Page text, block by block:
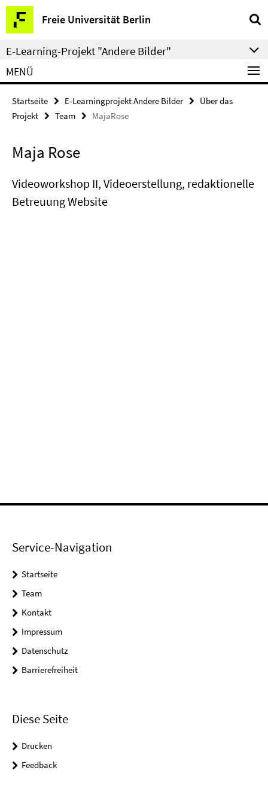
Springe
direkt
zu
Inhalt
Freie Universität Berlin
Service-
Navigation
E-Learning-Projekt "Andere Bilder"
MENÜ
Startseite E-Learningprojekt Andere Bilder
Über das
Projekt
Team MajaRose
Maja Rose
Videoworkshop II, Videoerstellung, redaktionelle
Betreuung Website
Service-Navigation
Startseite
Team
Kontakt
Impressum
Datenschutz
Barrierefreiheit
Diese Seite
Drucken
Feedback